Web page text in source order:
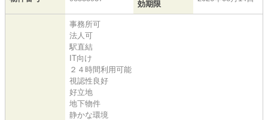
効期限
事務所可
法人可
駅直結
IT向け
２４時間利用可能
視認性良好
好立地
地下物件
静かな環境